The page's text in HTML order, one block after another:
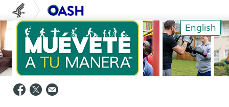
to content U.S. Department of Health and Human
English